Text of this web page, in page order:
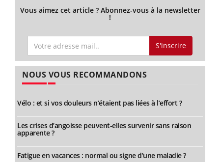
Vous aimez cet article ? Abonnez-vous à la newsletter
!
S'inscrire
NOUS VOUS RECOMMANDONS
Vélo : et si vos douleurs n’étaient pas liées à l’effort ?
Les crises d’angoisse peuvent-elles survenir sans raison
apparente ?
Fatigue en vacances : normal ou signe d’une maladie ?